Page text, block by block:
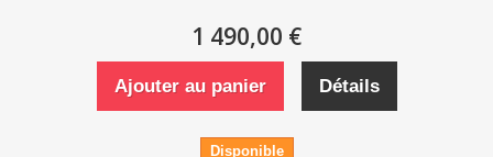
1 490,00 €
Ajouter au panier Détails
Disponible